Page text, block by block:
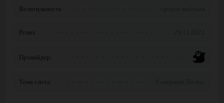
Волатильность:
Релиз:
Провайдер:
Тема слота: